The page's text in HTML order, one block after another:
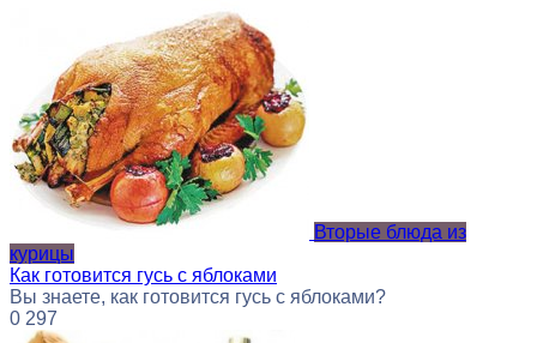
Вторые блюда из
курицы
Как готовится гусь с яблоками
Вы знаете, как готовится гусь с яблоками?
0 297